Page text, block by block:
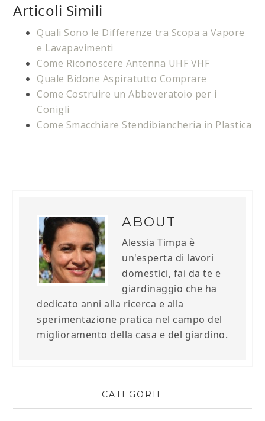
Articoli Simili
Quali Sono le Differenze tra Scopa a Vapore
e Lavapavimenti
Come Riconoscere Antenna UHF VHF​
Quale Bidone Aspiratutto Comprare
Come Costruire un Abbeveratoio per i
Conigli
Come Smacchiare Stendibiancheria in Plastica
ABOUT
Alessia Timpa è
un'esperta di lavori
domestici, fai da te e
giardinaggio che ha
dedicato anni alla ricerca e alla
sperimentazione pratica nel campo del
miglioramento della casa e del giardino.
CATEGORIE